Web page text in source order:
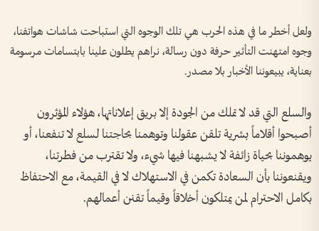
ولعل أخطر ما في هذه الحرب هي تلك الوجوه التي استباحت شاشات هواتفنا،
وجوه امتهنت التأثير حرفة دون رسالة، نراهم يطلون علينا بابتسامات مرسومة
بعناية، يبيعوننا الأخبار بلا مصدر.
والسلع التي قد لا تملك من الجودة إلا بريق إعلاناتها، هؤلاء المؤثرون
أصبحوا أقلاماً بشرية تلقن عقولنا وتوهمنا بحاجتنا لسلع لا تنفعنا، أو
يوهموننا بحياة زائفة لا يشبهنا فيها شيء، ولا تقترب من فطرتنا،
ويقنعوننا بأن السعادة تكمن في الاستهلاك لا في القيمة، مع الاحتفاظ
بكامل الاحترام لمن يمتلكون أخلاقاً وقيماً تقنن أعمالهم.